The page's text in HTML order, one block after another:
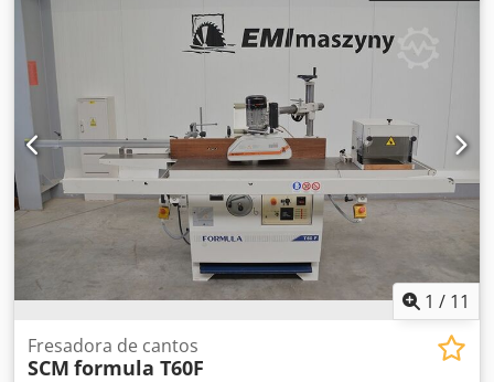
Tensión de funcionamiento: 400 V, 50 Hz, +PE +N Potencia
del motor de fresado: 4,5 kW Potencia del motor de
avance: 1,2 kW Potencia total: 7,5 kW Peso: 1.900 kg Tipo de
herramienta: EURACRYL ES con sistema de cambio rápido
Mesa de vacío: Incluida en el suministro Mantenimiento
remoto: Incluido en el suministro Cuerpo base de
herramienta: Incluido en el suministro (1x cuerpo base de
herramienta para 4 filos) Herramienta: No incluida en el
suministro *Sujeto a pruebas de material, dependiendo
del tipo de material, equipamiento de herramienta y
acabado superficial Alcance de suministro: - 1 manual de
operación Nº de artículo 0175200 Dodpjxd Si Aefx Afmekr
Toupie: 5,5kw x2 Dsdpfx Afjummldjmskr Lijadoras
rotativas: 5,5 kW x2 Motor de alimentación: 4KW Motor de
ajuste del ancho de hombros: 3KW
1 / 11
Fresadora de cantos
SCM formula T60F